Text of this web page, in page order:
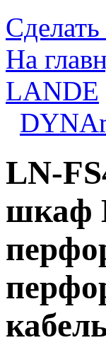
Сделать
На
LANDE
LN-
шкаф